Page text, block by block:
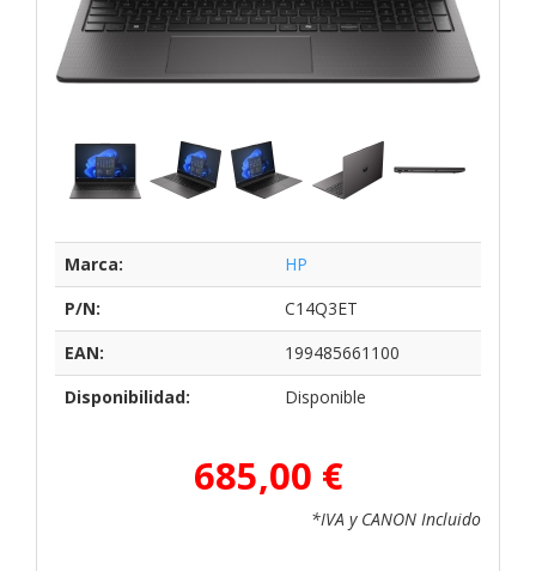
Marca:
HP
P/N:
C14Q3ET
EAN:
199485661100
Disponibilidad:
Disponible
685,00 €
*IVA y CANON Incluido